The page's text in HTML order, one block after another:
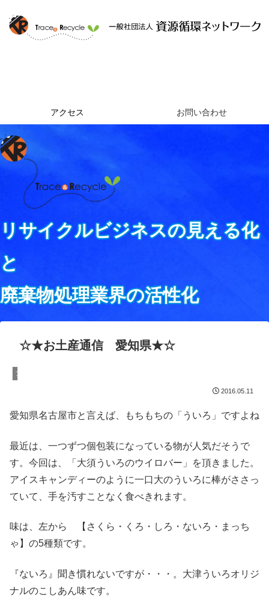
アクセス お問い合わせ
リサイクルビジネスの見える化
と
廃棄物処理業界の活性化
☆★お土産通信 愛知県★☆
ブログ
2016.05.11
愛知県名古屋市と言えば、もちもちの「ういろ」ですよね
最近は、一つずつ個包装になっている物が人気だそうで
す。今回は、「大須ういろのウイロバー」を頂きました。
アイスキャンディーのように一口大のういろに棒がささっ
ていて、手を汚すことなく食べきれます。
味は、左から 【さくら・くろ・しろ・ないろ・まっち
ゃ】の5種類です。
『ないろ 』聞き慣れないですが・・・。大津ういろオリジ
ナルのこしあん味です。